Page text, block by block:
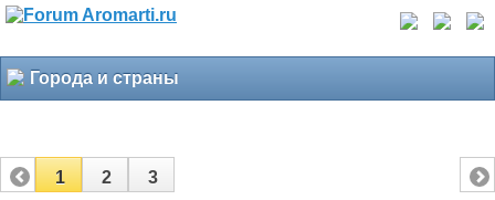
Города и страны
1 2 3